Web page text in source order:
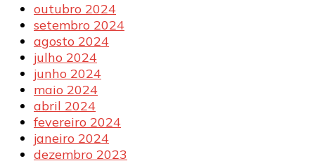
outubro 2024
setembro 2024
agosto 2024
julho 2024
junho 2024
maio 2024
abril 2024
fevereiro 2024
janeiro 2024
dezembro 2023